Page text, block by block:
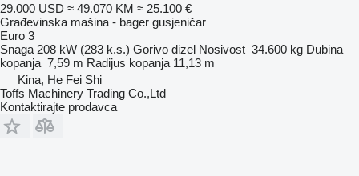
29.000 USD ≈ 49.070 KM ≈ 25.100 €
Građevinska mašina - bager gusjeničar
Euro 3
Snaga 208 kW (283 k.s.) Gorivo dizel Nosivost 34.600 kg Dubina
kopanja 7,59 m Radijus kopanja 11,13 m
Kina, He Fei Shi
Toffs Machinery Trading Co.,Ltd
Kontaktirajte prodavca